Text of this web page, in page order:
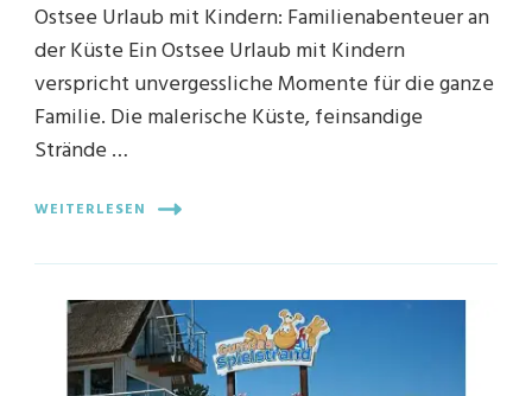
Ostsee Urlaub mit Kindern: Familienabenteuer an
der Küste Ein Ostsee Urlaub mit Kindern
verspricht unvergessliche Momente für die ganze
Familie. Die malerische Küste, feinsandige
Strände …
WEITERLESEN